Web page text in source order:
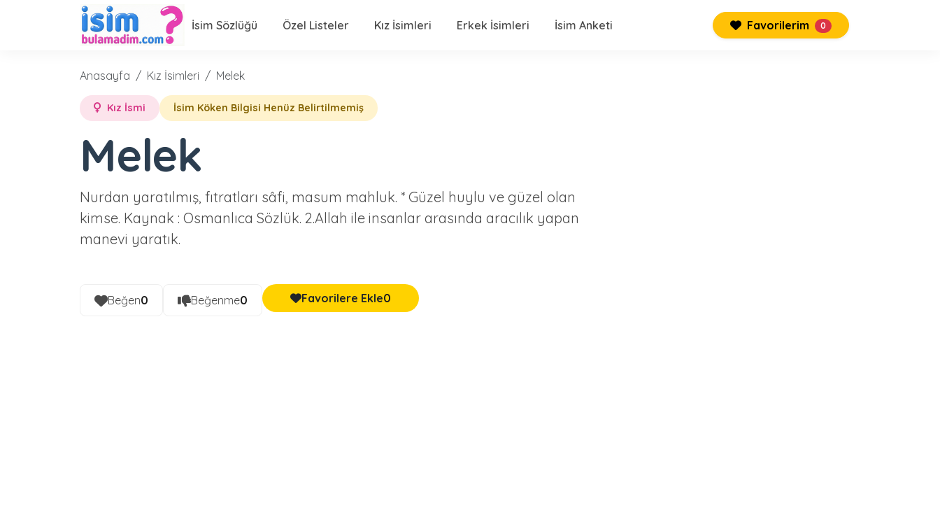
İsim Sözlüğü Özel Listeler Kız İsimleri Erkek İsimleri İsim Anketi Favorilerim 0
Anasayfa Kız İsimleri Melek
Kız İsmi İsim Köken Bilgisi Henüz Belirtilmemiş
Melek
Nurdan yaratılmış, fıtratları sâfi, masum mahluk. * Güzel huylu ve güzel olan
kimse. Kaynak : Osmanlıca Sözlük. 2.Allah ile insanlar arasında aracılık yapan
manevi yaratık.
Beğen0 Beğenme0 Favorilere Ekle0